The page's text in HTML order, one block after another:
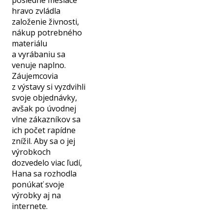
hravo zvládla
založenie živnosti,
nákup potrebného
materiálu
a vyrábaniu sa
venuje naplno.
Záujemcovia
z výstavy si vyzdvihli
svoje objednávky,
avšak po úvodnej
vlne zákazníkov sa
ich počet rapídne
znížil. Aby sa o jej
výrobkoch
dozvedelo viac ľudí,
Hana sa rozhodla
ponúkať svoje
výrobky aj na
internete.